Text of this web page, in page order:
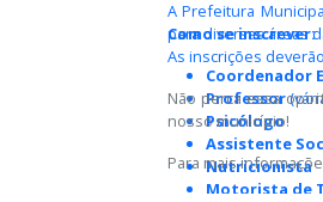
A Prefeitura
para diversas áreas
Coordenador
Professor
Psicólogo
Assistente
Nutricionista
Motorista de
Como se inscrever:
As inscrições
Não perca essa
nosso município!
Para mais